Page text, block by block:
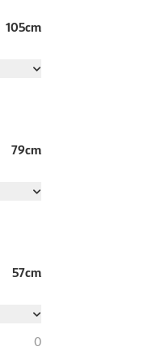
105cm
79cm
57cm
0